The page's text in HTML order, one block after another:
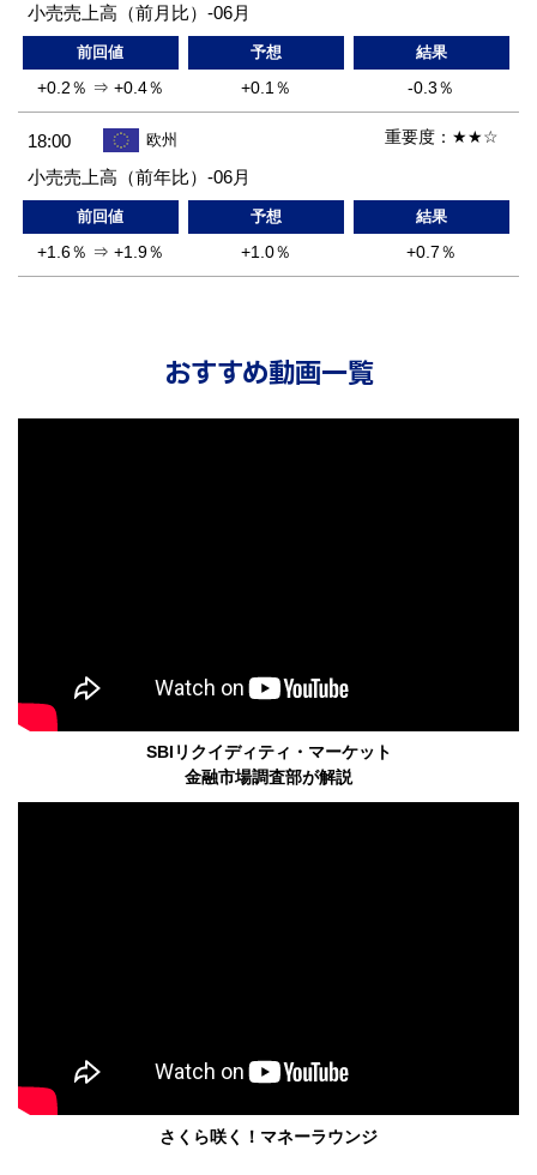
小売売上高（前月比）-06月
前回値
+0.2％ ⇒ +0.4％
予想
+0.1％
結果
-0.3％
18:00 欧州 重要度： ★★☆
小売売上高（前年比）-06月
前回値
+1.6％ ⇒ +1.9％
予想
+1.0％
結果
+0.7％
おすすめ動画一覧
SBIリクイディティ・マーケット
金融市場調査部が解説
さくら咲く！マネーラウンジ